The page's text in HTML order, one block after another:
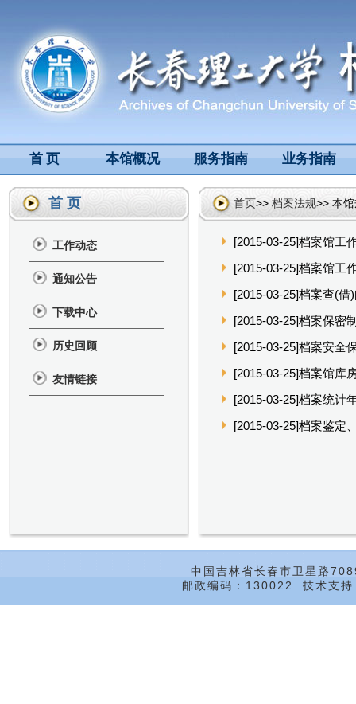
首 页 本馆概况 服务指南 业务指南
首 页
工作动态
通知公告
下载中心
历史回顾
友情链接
首页>> 档案法规>> 本
[2015-03-25]档案馆工
[2015-03-25]档案馆工
[2015-03-25]档案查(借
[2015-03-25]档案保密
[2015-03-25]档案安全
[2015-03-25]档案馆库
[2015-03-25]档案统计
[2015-03-25]档案鉴定
中国吉林省长春市卫星路
邮政编码：130022 技术支